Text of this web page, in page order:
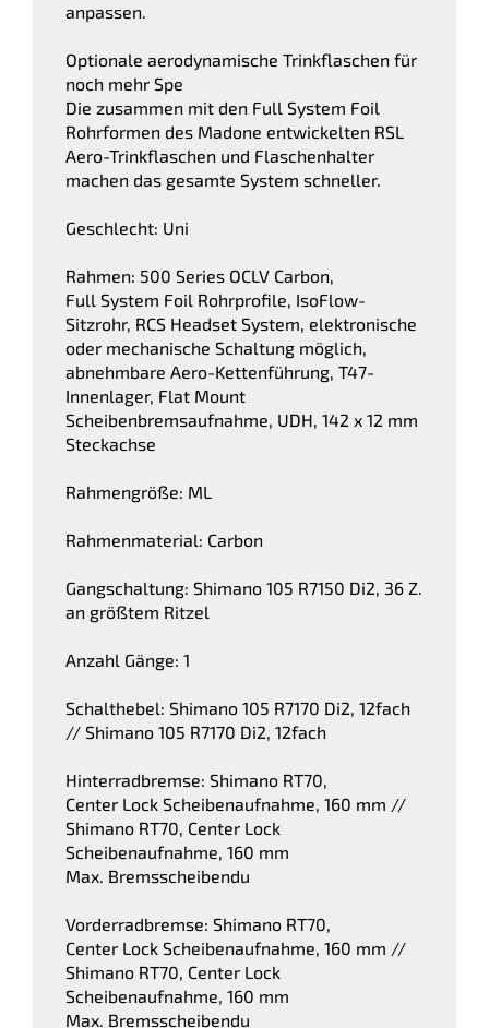
anpassen.
Optionale aerodynamische Trinkflaschen für
noch mehr Spe
Die zusammen mit den Full System Foil
Rohrformen des Madone entwickelten RSL
Aero-Trinkflaschen und Flaschenhalter
machen das gesamte System schneller.
Geschlecht: Uni
Rahmen: 500 Series OCLV Carbon,
Full System Foil Rohrprofile, IsoFlow-
Sitzrohr, RCS Headset System, elektronische
oder mechanische Schaltung möglich,
abnehmbare Aero-Kettenführung, T47-
Innenlager, Flat Mount
Scheibenbremsaufnahme, UDH, 142 x 12 mm
Steckachse
Rahmengröße: ML
Rahmenmaterial: Carbon
Gangschaltung: Shimano 105 R7150 Di2, 36 Z.
an größtem Ritzel
Anzahl Gänge: 1
Schalthebel: Shimano 105 R7170 Di2, 12fach
// Shimano 105 R7170 Di2, 12fach
Hinterradbremse: Shimano RT70,
Center Lock Scheibenaufnahme, 160 mm //
Shimano RT70, Center Lock
Scheibenaufnahme, 160 mm
Max. Bremsscheibendu
Vorderradbremse: Shimano RT70,
Center Lock Scheibenaufnahme, 160 mm //
Shimano RT70, Center Lock
Scheibenaufnahme, 160 mm
Max. Bremsscheibendu